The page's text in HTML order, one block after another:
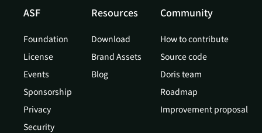
ASF
Foundation
License
Events
Sponsorship
Privacy
Security
Resources
Download
Brand Assets
Blog
Community
How to contribute
Source code
Doris team
Roadmap
Improvement proposal